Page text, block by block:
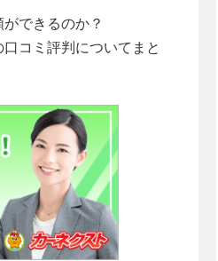
できるのか？
コミ評判についてまと